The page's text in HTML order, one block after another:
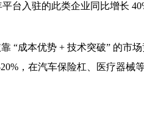
台入驻的此类企业同比增长
“成本优势 + 技术突破” 的市
，在汽车保险杠、医疗器械